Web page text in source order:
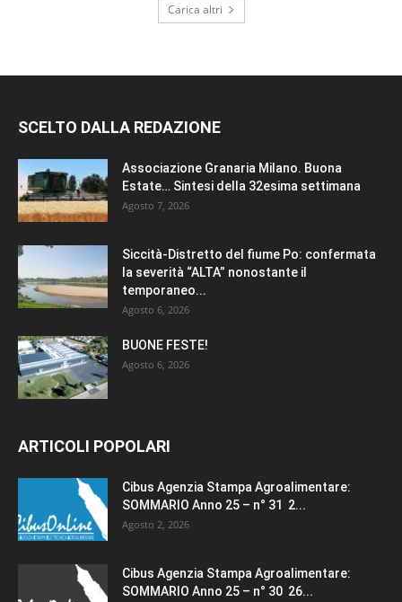
Carica altri
SCELTO DALLA REDAZIONE
Associazione Granaria Milano. Buona
Estate… Sintesi della 32esima settimana
Agosto 7, 2026
Siccità-Distretto del fiume Po: confermata
la severità “ALTA” nonostante il
temporaneo...
Agosto 6, 2026
BUONE FESTE!
Agosto 6, 2026
ARTICOLI POPOLARI
Cibus Agenzia Stampa Agroalimentare:
SOMMARIO Anno 25 – n° 31 2...
Agosto 2, 2026
Cibus Agenzia Stampa Agroalimentare:
SOMMARIO Anno 25 – n° 30 26...